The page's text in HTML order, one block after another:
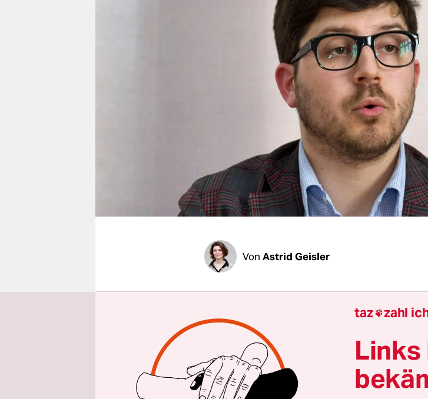
genossenschaft
Von Astrid Geisler
über sich
gelöscht, nur vier Minuten nachdem er
autobiografische Zeilen aus dem Leben
Jahren nahm er während der Schule
Universität Bonn ’Fördern, Fordern,
Wintersemester 2001/2002 seinen ersten
taz zahl
Links